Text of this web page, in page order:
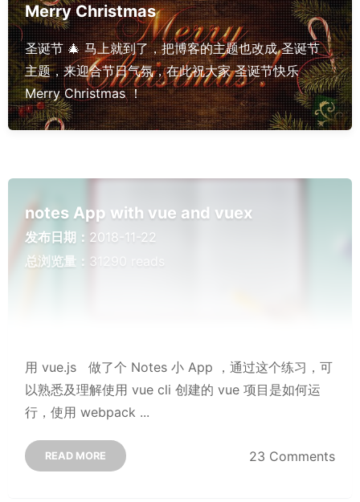
Merry Christmas
圣诞节 🎄 马上就到了，把博客的主题也改成 圣诞节
主题，来迎合节日气氛，在此祝大家 圣诞节快乐
Merry Christmas ！
notes App with vue and vuex
发布日期： 2018-11-22
总浏览量： 31290 reads
用 vue.js 做了个 Notes 小 App ，通过这个练习，可
以熟悉及理解使用 vue cli 创建的 vue 项目是如何运
行，使用 webpack ...
READ MORE 23 Comments